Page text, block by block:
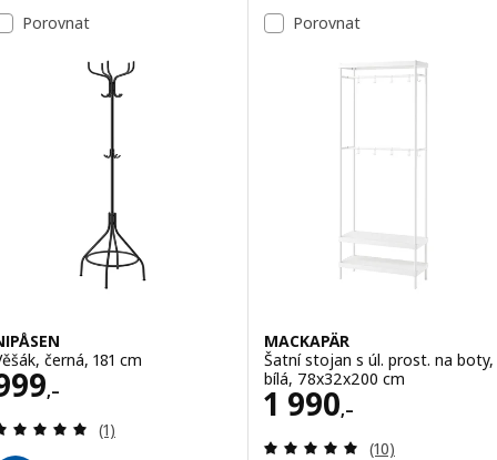
Porovnat
černá, 181 cm
,– 999,–
Recenze: 5 z 5 hvězdy. Celkem recenzí:
(1)
Porovnat
MACKAPÄR
Šatní stojan s úl. prost. na boty,
bílá, 78x32x200 cm
1 990,–
Cena 1990,–
Recenze: 4.9 z
(10)